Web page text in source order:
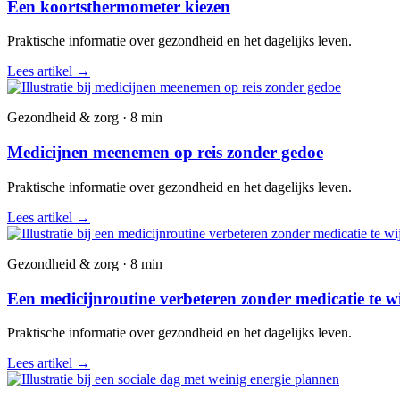
Een koortsthermometer kiezen
Praktische informatie over gezondheid en het dagelijks leven.
Lees artikel →
Gezondheid & zorg · 8 min
Medicijnen meenemen op reis zonder gedoe
Praktische informatie over gezondheid en het dagelijks leven.
Lees artikel →
Gezondheid & zorg · 8 min
Een medicijnroutine verbeteren zonder medicatie te
Praktische informatie over gezondheid en het dagelijks leven.
Lees artikel →